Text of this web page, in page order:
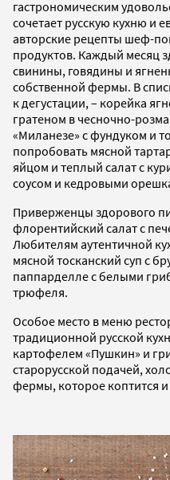
гастрономическим
сочетает русскую кухню и
авторские рецепты шеф-
продуктов. Каждый месяц
свинины, говядины и
собственной фермы. В
к дегустации, – корейка
гратеном в чесночно-
«Миланезе» с фундуком и
попробовать мясной
яйцом и теплый салат с
соусом и кедровыми
Приверженцы здорового
флорентийский салат с
Любителям аутентичной
мясной тосканский суп с
паппарделле с белыми
трюфеля.
Особое место в меню
традиционной русской
картофелем «Пушкин» и
старорусской подачей,
фермы, которое коптится и